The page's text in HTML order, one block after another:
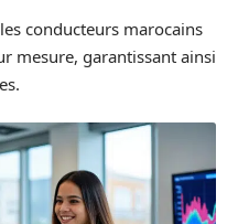
conducteurs marocains
mesure, garantissant ainsi